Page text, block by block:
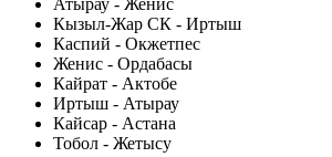
Атырау - Женис
Кызыл-Жар СК - Иртыш
Каспий - Окжетпес
Женис - Ордабасы
Кайрат - Актобе
Иртыш - Атырау
Кайсар - Астана
Тобол - Жетысу